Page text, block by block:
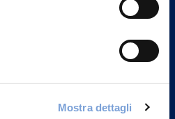
Mostra dettagli